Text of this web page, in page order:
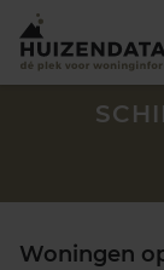
Woningen